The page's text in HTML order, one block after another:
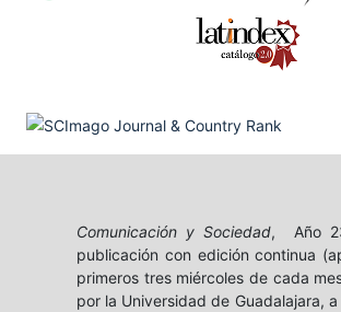
Comunicación y Sociedad, Año
publicación con edición continua
primeros tres miércoles de cada
por la Universidad de Guadalajara,